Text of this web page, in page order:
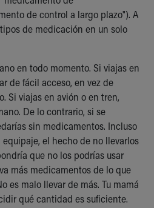
Pediatrics
de control a largo plazo"). A
de medicación en un solo
en todo momento. Si viajas en
de fácil acceso, en vez de
Si viajas en avión o en tren,
De lo contrario, si se
sin medicamentos. Incluso
el hecho de no llevarlos
que no los podrías usar
más medicamentos de lo que
es malo llevar de más. Tu mamá
qué cantidad es suficiente.